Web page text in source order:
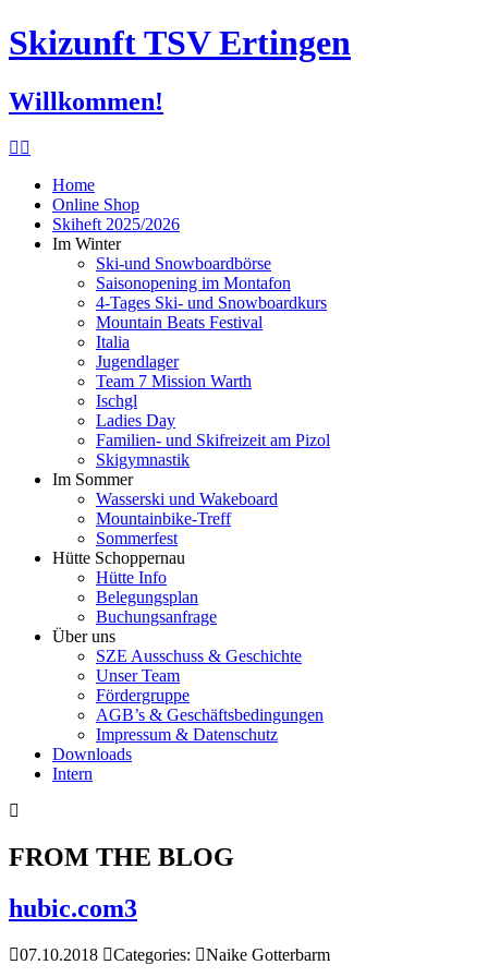
Skizunft TSV Ertingen
Willkommen!
Home
Online Shop
Skiheft 2025/2026
Im Winter
Ski-und Snowboardbörse
Saisonopening im Montafon
4-Tages Ski- und Snowboardkurs
Mountain Beats Festival
Italia
Jugendlager
Team 7 Mission Warth
Ischgl
Ladies Day
Familien- und Skifreizeit am Pizol
Skigymnastik
Im Sommer
Wasserski und Wakeboard
Mountainbike-Treff
Sommerfest
Hütte Schoppernau
Hütte Info
Belegungsplan
Buchungsanfrage
Über uns
SZE Ausschuss & Geschichte
Unser Team
Fördergruppe
AGB’s & Geschäftsbedingungen
Impressum & Datenschutz
Downloads
Intern
FROM THE BLOG
hubic.com3
07.10.2018 Categories: Naike Gotterbarm